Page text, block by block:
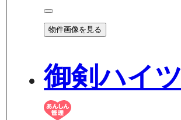
物件画像を見る
御剣ハイツ